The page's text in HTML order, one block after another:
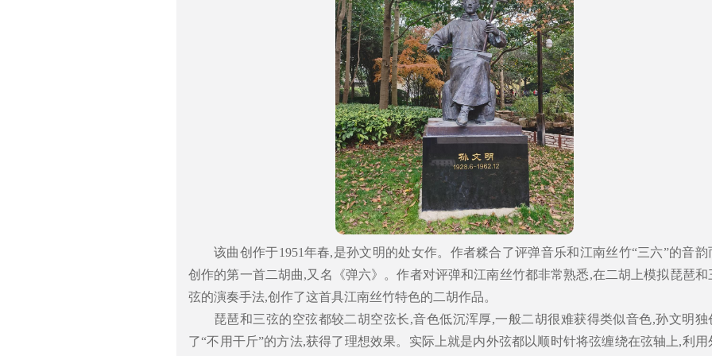
该曲创作于1951年春,是孙文明的处女作。作者糅合了评弹音乐和江南丝竹“三六”的音韵
创作的第一首二胡曲,又名《弹六》。作者对评弹和江南丝竹都非常熟悉,在二胡上模拟琵琶和
弦的演奏手法,创作了这首具江南丝竹特色的二胡作品。
琵琶和三弦的空弦都较二胡空弦长,音色低沉浑厚,一般二胡很难获得类似音色,孙文明独
了“不用干斤”的方法,获得了理想效果。实际上就是内外弦都以顺时针将弦缠绕在弦轴上,利用